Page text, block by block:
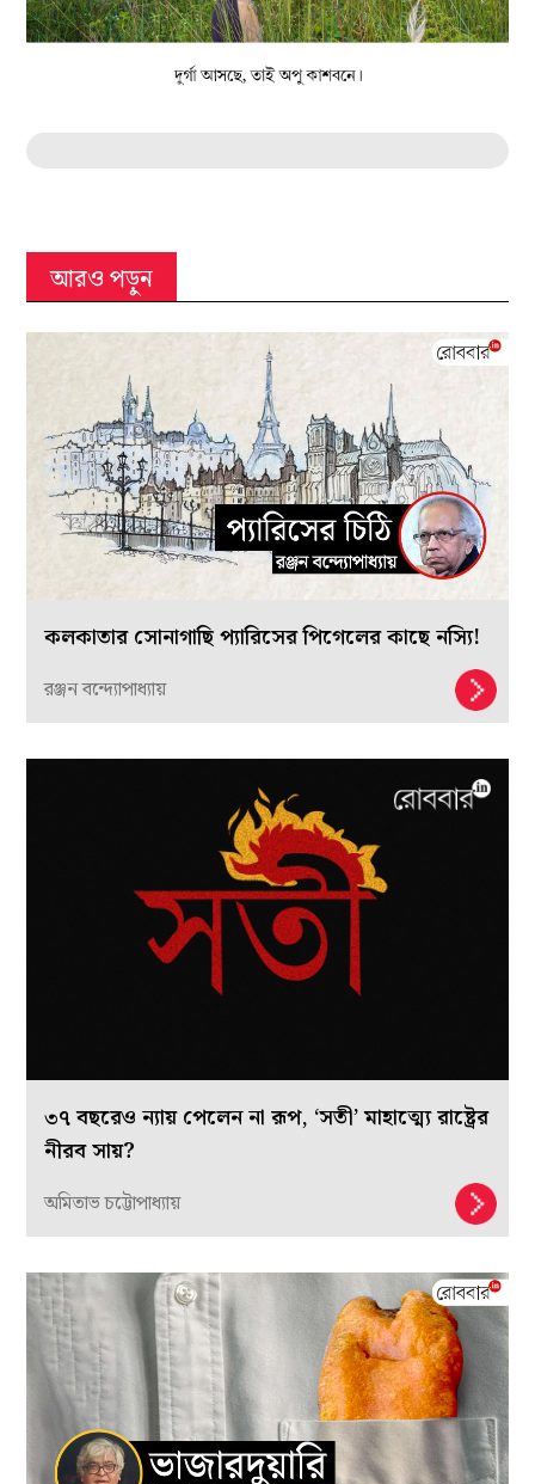
আরও পড়ুন
কলকাতার সোনাগাছি প্যারিসের পিগেলের কাছে নস্যি!
রঞ্জন বন্দ্যোপাধ্যায়
৩৭ বছরেও ন্যায় পেলেন না রূপ, ‘সতী’ মাহাত্ম্যে রাষ্ট্রের
নীরব সায়?
অমিতাভ চট্টোপাধ্যায়